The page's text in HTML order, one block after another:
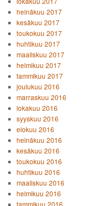
heinäkuu 2017
kesäkuu 2017
toukokuu 2017
huhtikuu 2017
maaliskuu 2017
helmikuu 2017
tammikuu 2017
joulukuu 2016
marraskuu 2016
lokakuu 2016
syyskuu 2016
elokuu 2016
heinäkuu 2016
kesäkuu 2016
toukokuu 2016
huhtikuu 2016
maaliskuu 2016
helmikuu 2016
tammikuu 2016